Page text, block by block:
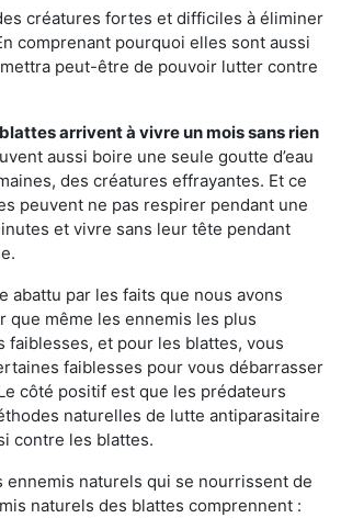
créatures fortes et difficiles à éliminer
comprenant pourquoi elles sont aussi
peut-être de pouvoir lutter contre
arrivent à vivre un mois sans rien
aussi boire une seule goutte d’eau
des créatures effrayantes. Et ce
peuvent ne pas respirer pendant une
et vivre sans leur tête pendant
abattu par les faits que nous avons
que même les ennemis les plus
faiblesses, et pour les blattes, vous
faiblesses pour vous débarrasser
côté positif est que les prédateurs
naturelles de lutte antiparasitaire
contre les blattes.
ennemis naturels qui se nourrissent de
naturels des blattes comprennent :